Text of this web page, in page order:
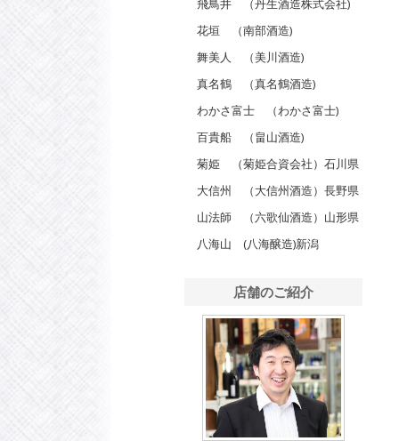
飛鳥井 （丹生酒造株式会社)
花垣 （南部酒造)
舞美人 （美川酒造)
真名鶴 （真名鶴酒造)
わかさ富士 （わかさ富士)
百貴船 （畠山酒造)
菊姫 （菊姫合資会社）石川県
大信州 （大信州酒造）長野県
山法師 （六歌仙酒造）山形県
八海山 (八海醸造)新潟
店舗のご紹介